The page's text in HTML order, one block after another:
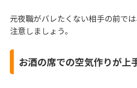
元夜職がバレたくない相手の前で
注意しましょう。
お酒の席での空気作りが上